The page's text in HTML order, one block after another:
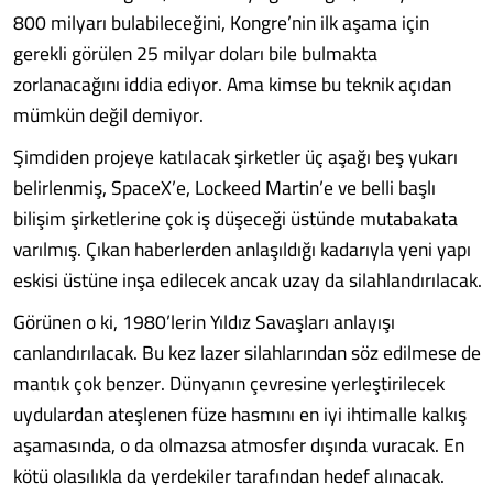
800 milyarı bulabileceğini, Kongre’nin ilk aşama için
gerekli görülen 25 milyar doları bile bulmakta
zorlanacağını iddia ediyor. Ama kimse bu teknik açıdan
mümkün değil demiyor.
Şimdiden projeye katılacak şirketler üç aşağı beş yukarı
belirlenmiş, SpaceX’e, Lockeed Martin’e ve belli başlı
bilişim şirketlerine çok iş düşeceği üstünde mutabakata
varılmış. Çıkan haberlerden anlaşıldığı kadarıyla yeni yapı
eskisi üstüne inşa edilecek ancak uzay da silahlandırılacak.
Görünen o ki, 1980’lerin Yıldız Savaşları anlayışı
canlandırılacak. Bu kez lazer silahlarından söz edilmese de
mantık çok benzer. Dünyanın çevresine yerleştirilecek
uydulardan ateşlenen füze hasmını en iyi ihtimalle kalkış
aşamasında, o da olmazsa atmosfer dışında vuracak. En
kötü olasılıkla da yerdekiler tarafından hedef alınacak.